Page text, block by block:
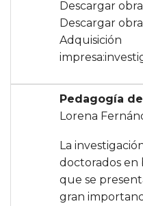
Descargar
Descargar
Adquisición
impresa:
Pedagogía
Lorena
La
doctorados en
que se
gran